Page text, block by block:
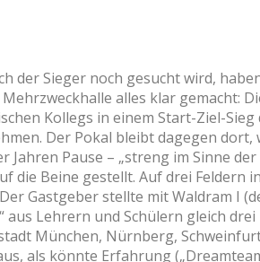
der Sieger noch gesucht wird,
alles klar gemacht:
Kollegs in einem Start-Ziel-Sieg
Der Pokal bleibt dagegen dort,
Pause – „streng im Sinne
die Beine gestellt. Auf drei Feldern
Gastgeber stellte mit Waldram I
Lehrern und Schülern gleich drei
München, Nürnberg,
als könnte Erfahrung